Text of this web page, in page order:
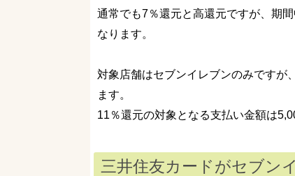
通常でも7％還元と高還元ですが、期
なります。
対象店舗はセブンイレブンのみですが
ます。
11％還元の対象となる支払い金額は
三井住友カードがセブン